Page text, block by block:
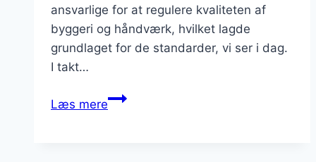
ansvarlige for at regulere kvaliteten af
byggeri og håndværk, hvilket lagde
grundlaget for de standarder, vi ser i dag.
I takt…
Læs mereEntreprenørbranchen